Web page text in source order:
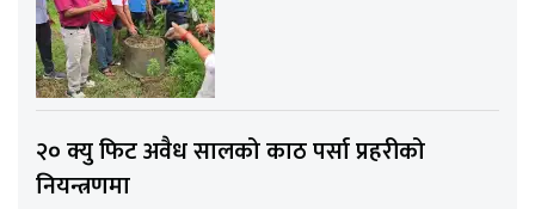
२० क्यु फिट अवैध सालको काठ पर्सा प्रहरीको
नियन्त्रणमा